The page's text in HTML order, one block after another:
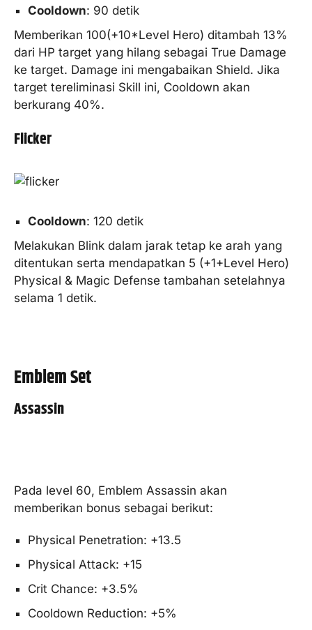
Cooldown: 90 detik
Memberikan 100(+10*Level Hero) ditambah 13%
dari HP target yang hilang sebagai True Damage
ke target. Damage ini mengabaikan Shield. Jika
target tereliminasi Skill ini, Cooldown akan
berkurang 40%.
Flicker
Cooldown: 120 detik
Melakukan Blink dalam jarak tetap ke arah yang
ditentukan serta mendapatkan 5 (+1+Level Hero)
Physical & Magic Defense tambahan setelahnya
selama 1 detik.
Emblem Set
Assassin
Pada level 60, Emblem Assassin akan
memberikan bonus sebagai berikut:
Physical Penetration: +13.5
Physical Attack: +15
Crit Chance: +3.5%
Cooldown Reduction: +5%